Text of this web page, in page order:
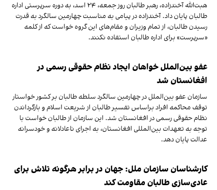
هبت‌الله آخندزاده، رهبر طالبان روز جمعه، ۲۴ اسد، به دوره سرپرستی اداره
طالبان پایان داد. آخندزاده در پیامی به مناسبت چهارمین سالگرد به قدرت
رسیدن طالبان، از تمام وزیران و مقام‌های این گروه خواست که از کلمه
«سرپرست» برای اداره طالبان استفاده نکنند.
عفو بین‌الملل خواهان ایجاد نظام حقوقی رسمی در
افغانستان شد
سازمان عفو بین‌الملل در چهارمین سالگرد سلطه طالبان بر کشور خواستار
توقف محاکمه افراد براساس تفسیر طالبان از شریعت اسلام و بازگرداندن
نظام حقوقی رسمی در افغانستان شد. این سازمان از طالبان خواست با
توجه به تعهدات بین‌المللی افغانستان، به اجرای ناعادلانه و خودسرانه
عدالت پایان دهد.
کارشناسان سازمان ملل: جهان در برابر هرگونه تلاش برای
عادی‌سازی طالبان مقاومت کند